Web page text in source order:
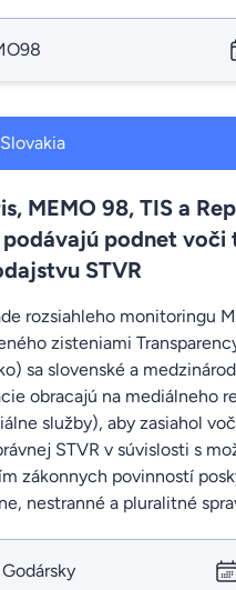
Slovakia
MEMO 98, TIS a
podnet voči
STVR
rozsiahleho monitoringu
zisteniami
sa slovenské a
obracajú na mediálneho
služby), aby zasiahol
STVR v súvislosti s
zákonnych povinností
nestranné a pluralitné